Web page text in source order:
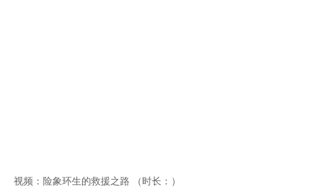
视频：险象环生的救援之路 （时长：）